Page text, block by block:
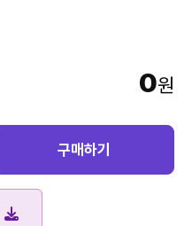
0원
구매하기